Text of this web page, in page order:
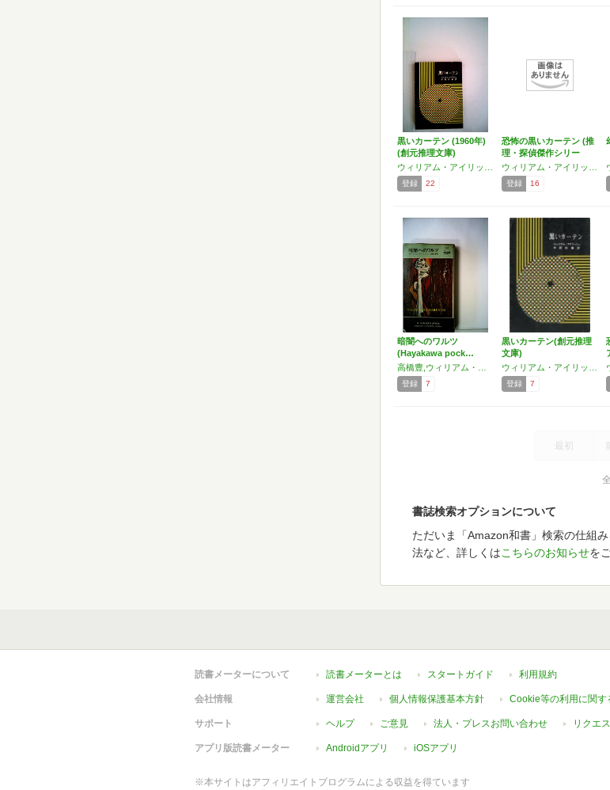
黒いカーテン (1960年)
(創元推理文庫)
登録 22
恐怖の黒いカーテン (推
理・探偵傑作シリー
ズ…
登録 16
暗闇へのワルツ
(Hayakawa pock…
登録 7
黒いカーテン(創元推理
文庫)
登録 7
最初
書誌検索オプションについて
ただいま「Amazon和書」検索の仕組
法など、詳しくはこちらのお知らせを
読書メーターについて 読書メーターとは スタートガイド 利用規約
会社情報 運営会社 個人情報保護基本方針 Cookie等の利用に関す
サポート ヘルプ ご意見 法人・プレスお問い合わせ リクエ
アプリ版読書メーター Androidアプリ iOSアプリ
※本サイトはアフィリエイトプログラムによる収益を得ています